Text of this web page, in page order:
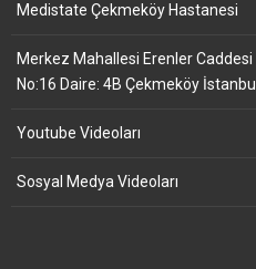
Medistate Çekmeköy Hastanesi
Merkez Mahallesi Erenler Caddesi
No:16 Daire: 4B Çekmeköy İstanbul
Youtube Videoları
Sosyal Medya Videoları